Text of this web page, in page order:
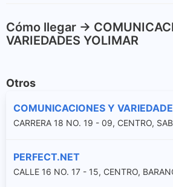
Cómo llegar ->
VARIEDADES YOLIMAR
Otros
COMUNICACIONES Y
CARRERA 18 NO. 19 - 09, CENTRO,
PERFECT.NET
CALLE 16 NO. 17 - 15, CENTRO,